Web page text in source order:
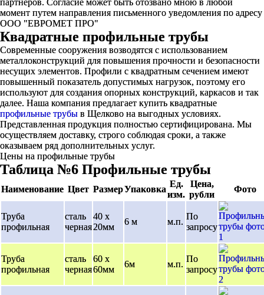
партнеров. Согласие может быть отозвано мною в любой
момент путем направления письменного уведомления по адресу
ООО "ЕВРОМЕТ ПРО"
Квадратные профильные трубы
Современные сооружения возводятся с использованием
металлоконструкций для повышения прочности и безопасности
несущих элементов. Профили с квадратным сечением имеют
повышенный показатель допустимых нагрузок, поэтому его
используют для создания опорных конструкций, каркасов и так
далее. Наша компания предлагает купить квадратные
профильные трубы в Щелково на выгодных условиях.
Представленная продукция полностью сертифицирована. Мы
осуществляем доставку, строго соблюдая сроки, а также
оказываем ряд дополнительных услуг.
Цены на профильные трубы
Таблица №6 Профильные трубы
Наименование Цвет РазмерУпаковка
Ед.
изм.
Цена,
рубли
Фото
Труба
профильная
сталь
черная
40 х
20мм
6 м м.п.
По
запросу
Труба
профильная
сталь
черная
60 х
60мм
6м м.п.
По
запросу